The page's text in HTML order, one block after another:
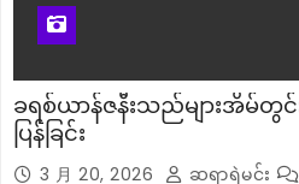
ခရစ်ယာန်ဇနီးသည်များအိမ်တွ
ပြန်ခြင်း
3 月 20, 2026 ဆရာရဲမင်း